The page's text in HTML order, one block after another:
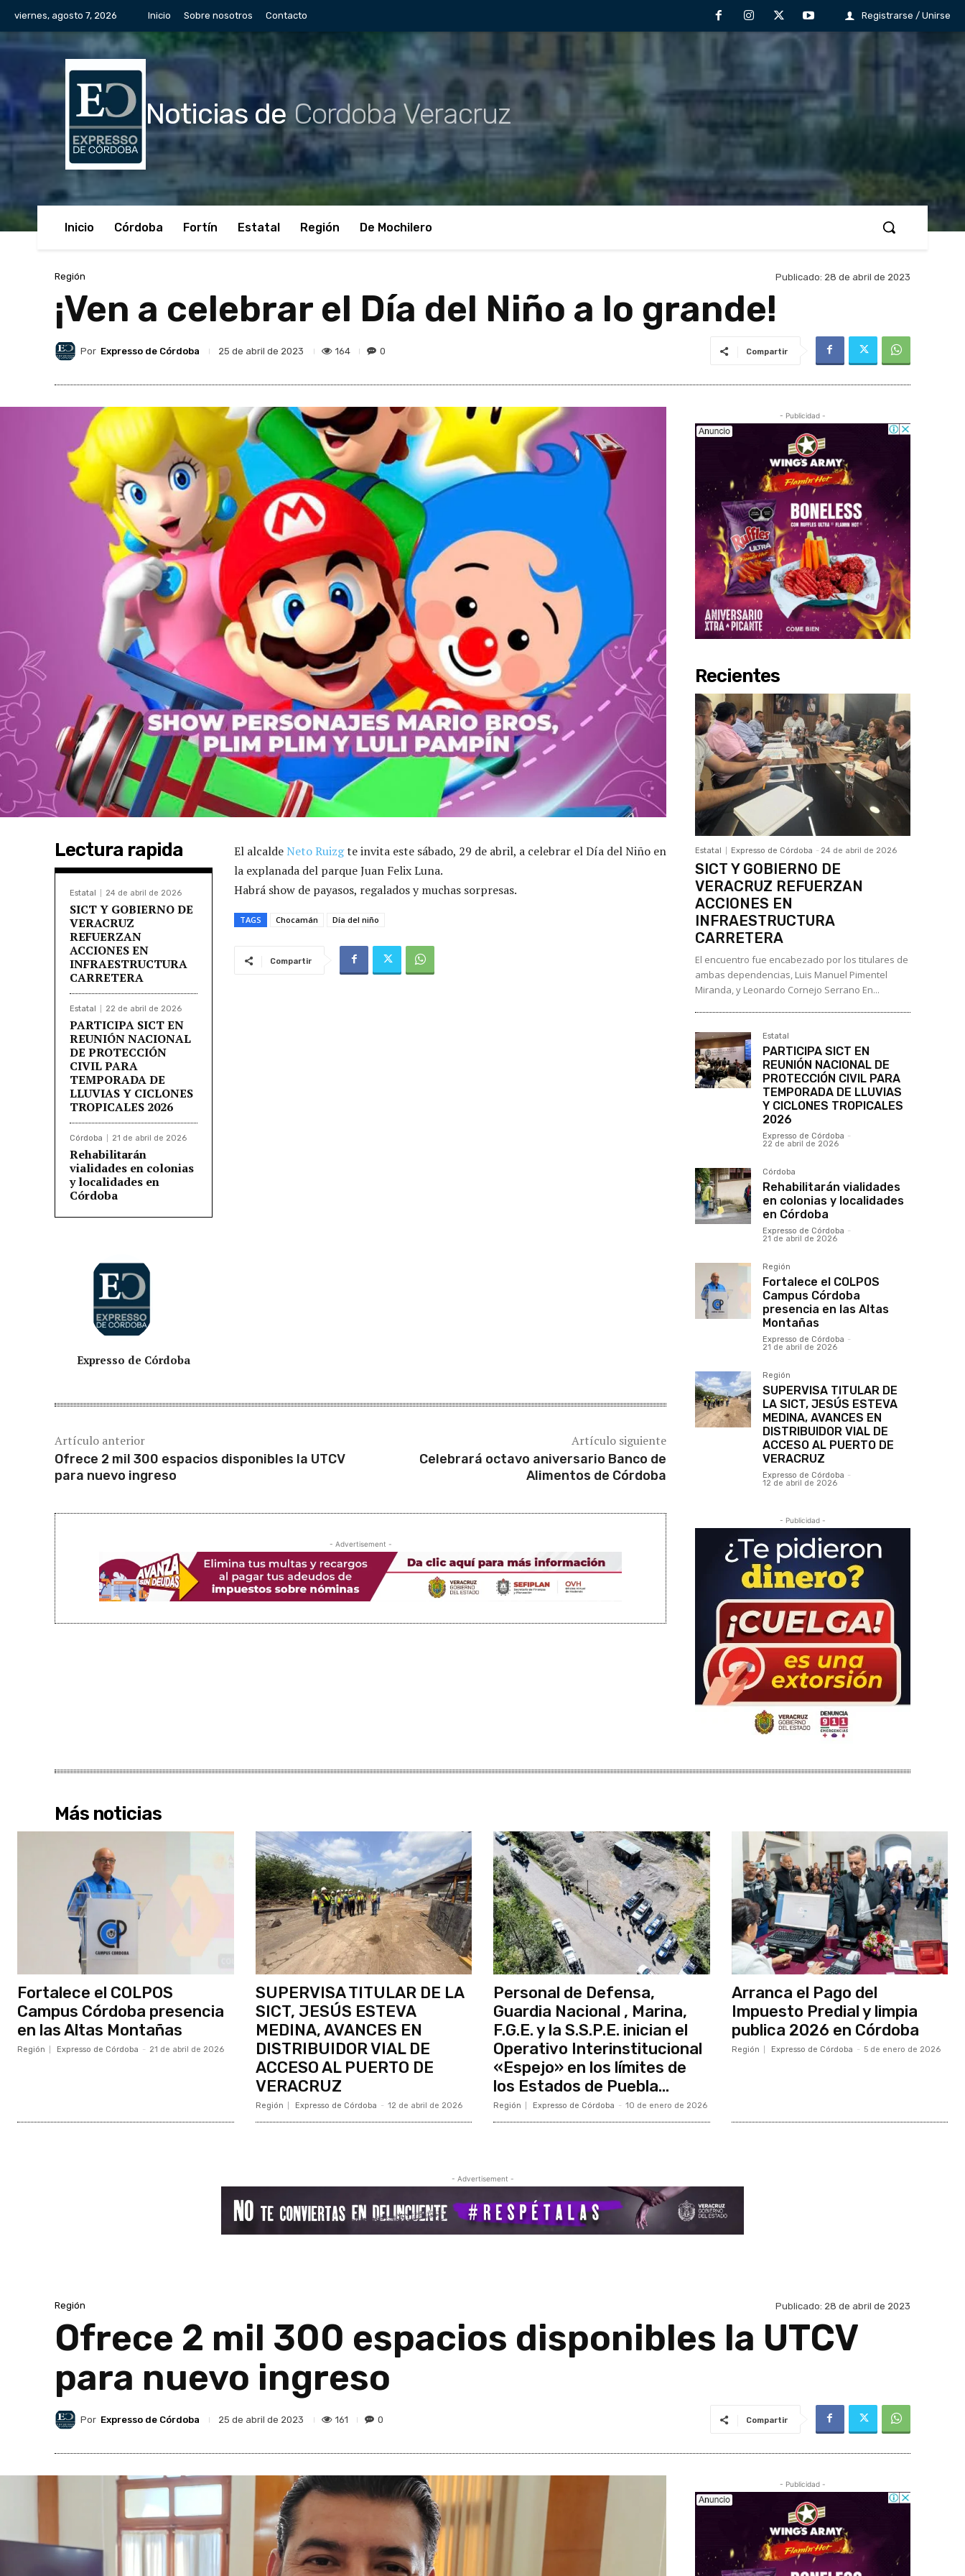
viernes, agosto 7, 2026 Inicio Sobre nosotros Contacto Registrarse / Unirse
Noticias de Cordoba Veracruz
Inicio Córdoba Fortín Estatal Región De Mochilero
Región Publicado: 28 de abril de 2023
¡Ven a celebrar el Día del Niño a lo grande!
Por Expresso de Córdoba 25 de abril de 2023 164 0 Compartir
Lectura rapida
Estatal 24 de abril de 2026
SICT Y GOBIERNO DE
VERACRUZ
REFUERZAN
ACCIONES EN
INFRAESTRUCTURA
CARRETERA
Estatal 22 de abril de 2026
PARTICIPA SICT EN
REUNIÓN NACIONAL
DE PROTECCIÓN
CIVIL PARA
TEMPORADA DE
LLUVIAS Y CICLONES
TROPICALES 2026
Córdoba 21 de abril de 2026
Rehabilitarán
vialidades en colonias
y localidades en
Córdoba
Expresso de Córdoba
El alcaldeNeto Ruizgte invita este sábado, 29 de abril, a celebrar el Día del Niño en
la explanada del parque Juan Felix Luna.
Habrá show de payasos, regalados y muchas sorpresas.
TAGS Chocamán Día del niño
Compartir
Artículo anterior
Ofrece 2 mil 300 espacios disponibles la UTCV
para nuevo ingreso
Artículo siguiente
Celebrará octavo aniversario Banco de
Alimentos de Córdoba
- Advertisement -
- Publicidad -
Recientes
Estatal Expresso de Córdoba - 24 de abril de 2026
SICT Y GOBIERNO DE
VERACRUZ REFUERZAN
ACCIONES EN
INFRAESTRUCTURA
CARRETERA
El encuentro fue encabezado por los titulares de
ambas dependencias, Luis Manuel Pimentel
Miranda, y Leonardo Cornejo Serrano En...
Estatal
PARTICIPA SICT EN
REUNIÓN NACIONAL DE
PROTECCIÓN CIVIL PARA
TEMPORADA DE LLUVIAS
Y CICLONES TROPICALES
2026
Expresso de Córdoba -
22 de abril de 2026
Córdoba
Rehabilitarán vialidades
en colonias y localidades
en Córdoba
Expresso de Córdoba -
21 de abril de 2026
Región
Fortalece el COLPOS
Campus Córdoba
presencia en las Altas
Montañas
Expresso de Córdoba -
21 de abril de 2026
Región
SUPERVISA TITULAR DE
LA SICT, JESÚS ESTEVA
MEDINA, AVANCES EN
DISTRIBUIDOR VIAL DE
ACCESO AL PUERTO DE
VERACRUZ
Expresso de Córdoba -
12 de abril de 2026
- Publicidad -
Más noticias
Fortalece el COLPOS
Campus Córdoba presencia
en las Altas Montañas
Región Expresso de Córdoba - 21 de abril de 2026
SUPERVISA TITULAR DE LA
SICT, JESÚS ESTEVA
MEDINA, AVANCES EN
DISTRIBUIDOR VIAL DE
ACCESO AL PUERTO DE
VERACRUZ
Región Expresso de Córdoba - 12 de abril de 2026
Personal de Defensa,
Guardia Nacional , Marina,
F.G.E. y la S.S.P.E. inician el
Operativo Interinstitucional
«Espejo» en los límites de
los Estados de Puebla...
Región Expresso de Córdoba - 10 de enero de 2026
Arranca el Pago del
Impuesto Predial y limpia
publica 2026 en Córdoba
Región Expresso de Córdoba - 5 de enero de 2026
- Advertisement -